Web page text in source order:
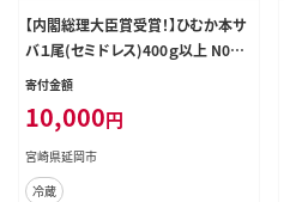
【内閣総理大臣賞受賞！】ひむか本サ
バ１尾(セミドレス)400ｇ以上 N025-
YA0386
寄付金額
10,000円
宮崎県延岡市
冷蔵